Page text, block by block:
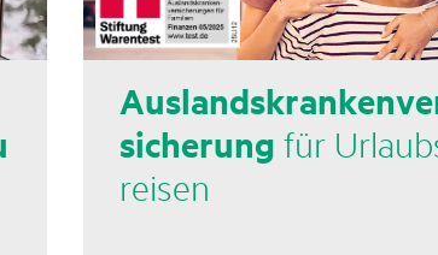
si­che­rung für
reisen